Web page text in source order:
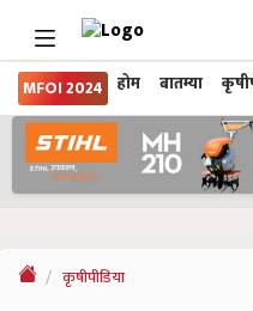
MFOI 2024 होम बातम्या
कृषीपीडिया